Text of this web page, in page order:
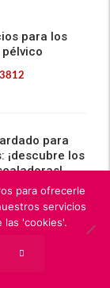
para los
3812
para
¡descubre los
pm 6108
para ofrecerle
servicios
las 'cookies'.